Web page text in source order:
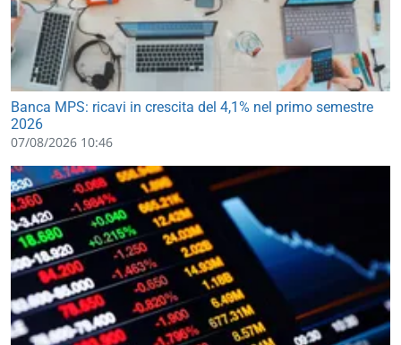
Banca MPS: ricavi in crescita del 4,1% nel primo semestre
2026
07/08/2026 10:46